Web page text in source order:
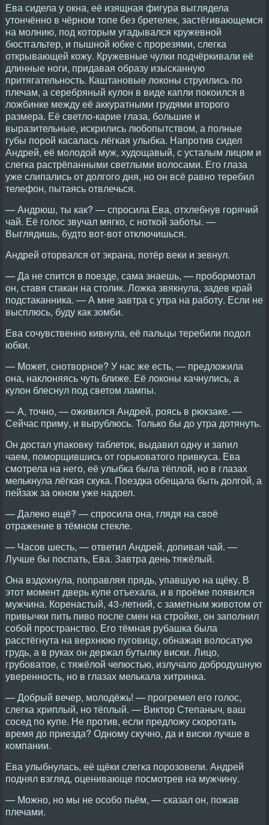
Ева сидела у окна, её изящная фигура выглядела
утончённо в чёрном топе без бретелек, застёгивающемся
на молнию, под которым угадывался кружевной
бюстгальтер, и пышной юбке с прорезями, слегка
открывающей кожу. Кружевные чулки подчёркивали её
длинные ноги, придавая образу изысканную
притягательность. Каштановые локоны струились по
плечам, а серебряный кулон в виде капли покоился в
ложбинке между её аккуратными грудями второго
размера. Её светло-карие глаза, большие и
выразительные, искрились любопытством, а полные
губы порой касалась лёгкая улыбка. Напротив сидел
Андрей, её молодой муж, худощавый, с усталым лицом и
слегка растрёпанными светлыми волосами. Его глаза
уже слипались от долгого дня, но он всё равно теребил
телефон, пытаясь отвлечься.
— Андрюш, ты как? — спросила Ева, отхлебнув горячий
чай. Её голос звучал мягко, с ноткой заботы. —
Выглядишь, будто вот-вот отключишься.
Андрей оторвался от экрана, потёр веки и зевнул.
— Да не спится в поезде, сама знаешь, — пробормотал
он, ставя стакан на столик. Ложка звякнула, задев край
подстаканника. — А мне завтра с утра на работу. Если не
высплюсь, буду как зомби.
Ева сочувственно кивнула, её пальцы теребили подол
юбки.
— Может, снотворное? У нас же есть, — предложила
она, наклоняясь чуть ближе. Её локоны качнулись, а
кулон блеснул под светом лампы.
— А, точно, — оживился Андрей, роясь в рюкзаке. —
Сейчас приму, и вырублюсь. Только бы до утра дотянуть.
Он достал упаковку таблеток, выдавил одну и запил
чаем, поморщившись от горьковатого привкуса. Ева
смотрела на него, её улыбка была тёплой, но в глазах
мелькнула лёгкая скука. Поездка обещала быть долгой, а
пейзаж за окном уже надоел.
— Далеко ещё? — спросила она, глядя на своё
отражение в тёмном стекле.
— Часов шесть, — ответил Андрей, допивая чай. —
Лучше бы поспать, Ева. Завтра день тяжёлый.
Она вздохнула, поправляя прядь, упавшую на щёку. В
этот момент дверь купе отъехала, и в проёме появился
мужчина. Коренастый, 43-летний, с заметным животом от
привычки пить пиво после смен на стройке, он заполнил
собой пространство. Его тёмная рубашка была
расстёгнута на верхнюю пуговицу, обнажая волосатую
грудь, а в руках он держал бутылку виски. Лицо,
грубоватое, с тяжёлой челюстью, излучало добродушную
уверенность, но в глазах мелькала хитринка.
— Добрый вечер, молодёжь! — прогремел его голос,
слегка хриплый, но тёплый. — Виктор Степаныч, ваш
сосед по купе. Не против, если предложу скоротать
время до приезда? Одному скучно, да и виски лучше в
компании.
Ева улыбнулась, её щёки слегка порозовели. Андрей
поднял взгляд, оценивающе посмотрев на мужчину.
— Можно, но мы не особо пьём, — сказал он, пожав
плечами.